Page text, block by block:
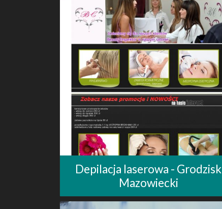
Depilacja laserowa - Grodzisk
Mazowiecki